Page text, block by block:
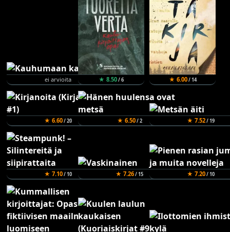
ei arvioita ★ 8.50/ 6 ★ 6.00/ 14
★ 6.60/ 20 ★ 6.50/ 2 ★ 7.52/ 19
★ 7.10/ 10 ★ 7.26/ 15 ★ 7.20/ 10